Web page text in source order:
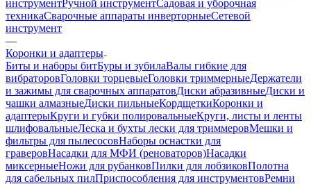
инструментРучной инструментСадовая и уборочная
техникаСварочные аппараты инверторныеСетевой
инструмент
—
Коронки и адаптеры
Биты и наборы битБуры и зубилаВалы гибкие для
вибраторовГоловки торцевыеГоловки триммерныеДержатели
и зажимы для сварочных аппаратовДиски абразивныеДиски и
чашки алмазныеДиски пильныеКордщеткиКоронки и
адаптерыКруги и губки полировальныеКруги, листы и ленты
шлифовальныеЛеска и бухты лески для триммеровМешки и
фильтры для пылесосовНаборы оснастки для
граверовНасадки для МФИ (реноваторов)Насадки
миксерныеНожи для рубанковПилки для лобзиковПолотна
для сабельных пилПриспособления для инструментовРемни